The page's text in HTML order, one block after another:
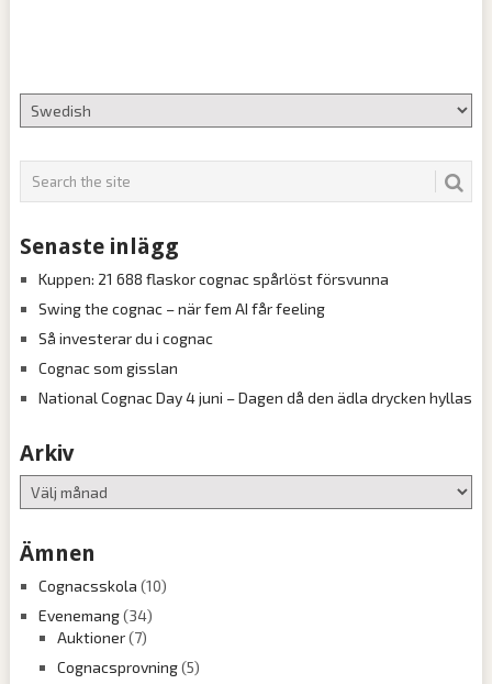
Senaste inlägg
Kuppen: 21 688 flaskor cognac spårlöst försvunna
Swing the cognac – när fem AI får feeling
Så investerar du i cognac
Cognac som gisslan
National Cognac Day 4 juni – Dagen då den ädla drycken hyllas
Arkiv
Arkiv
Ämnen
Cognacsskola (10)
Evenemang(34)
Auktioner(7)
Cognacsprovning(5)